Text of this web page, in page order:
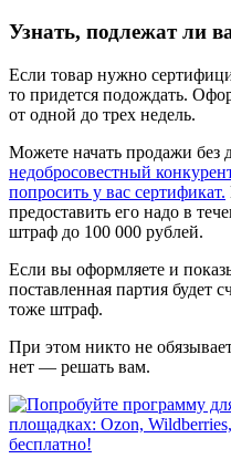
Узнать, подлежат ли
Если товар нужно
то придется подождать.
от одной до трех недель.
Можете начать продажи без
недобросовестный
попросить у вас сертификат.
предоставить его надо в
штраф до 100 000 рублей.
Если вы оформляете и
поставленная партия будет
тоже штраф.
При этом никто не
нет — решать вам.